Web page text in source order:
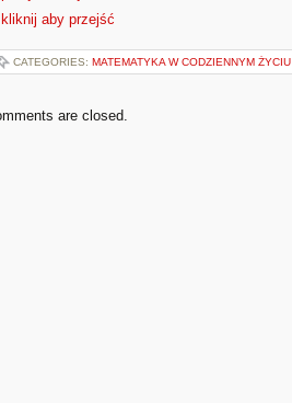
kliknij aby przejść
CATEGORIES: MATEMATYKA W CODZIENNYM ŻYCIU
are closed.